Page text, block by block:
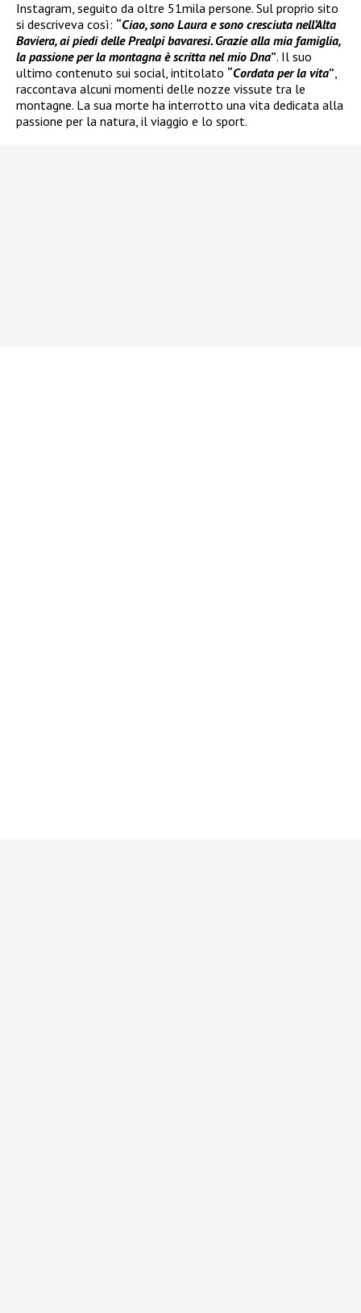
Instagram, seguito da oltre 51mila persone. Sul proprio sito
si descriveva così: “Ciao, sono Laura e sono cresciuta nell’Alta
Baviera, ai piedi delle Prealpi bavaresi. Grazie alla mia famiglia,
la passione per la montagna è scritta nel mio Dna”. Il suo
ultimo contenuto sui social, intitolato “Cordata per la vita”
raccontava alcuni momenti delle nozze vissute tra le
montagne. La sua morte ha interrotto una vita dedicata alla
passione per la natura, il viaggio e lo sport.